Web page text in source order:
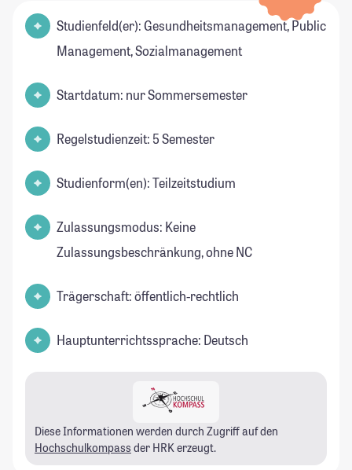
Studienfeld(er): Gesundheitsmanagement, Public
Management, Sozialmanagement
Startdatum: nur Sommersemester
Regelstudienzeit: 5 Semester
Studienform(en): Teilzeitstudium
Zulassungsmodus: Keine
Zulassungsbeschränkung, ohne NC
Trägerschaft: öffentlich-rechtlich
Hauptunterrichtssprache: Deutsch
Diese Informationen werden durch Zugriff auf den
Hochschulkompass der HRK erzeugt.